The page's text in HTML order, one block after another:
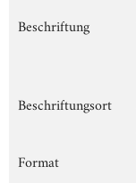
Beschriftung
Beschriftungsort
Format